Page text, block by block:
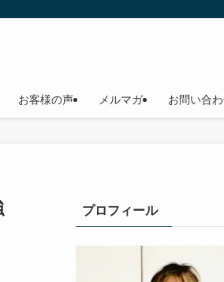
お客様の声 メルマガ お問い合
プロフィール